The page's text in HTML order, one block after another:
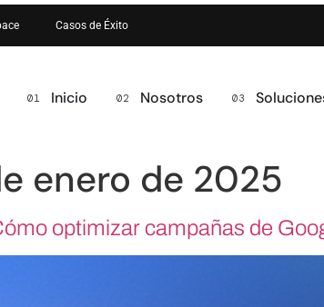
Casos de Éxito
Inicio Nosotros
enero de 2025
optimizar campañas de